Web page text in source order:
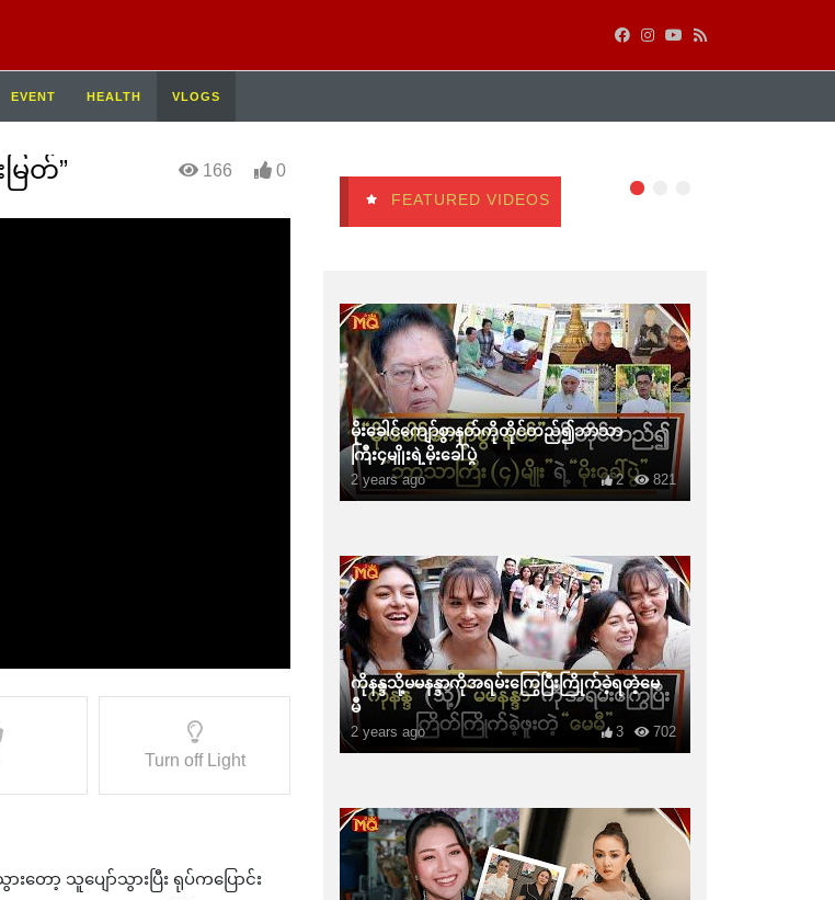
EVENT HEALTH VLOGS
ြတ်” 166 0
Turn off Light
ော့ သူပျော်သွားပြီး ရုပ်ကပြောင်း
FEATURED VIDEOS
မိုးခေါင်ကျော်စွာနတ်ကိုတိုင်တည်၍ဘာသာ
ကြီး၄မျိုးရဲ့မိုးခေါ်ပွဲ
2 years ago 821
2
ကိုနန္ဒသို့မမနန္ဒာကိုအရမ်းကြွေပြီးကြိုက်ခဲ့ရတဲ့မေ
မီ
2 years ago 702
3